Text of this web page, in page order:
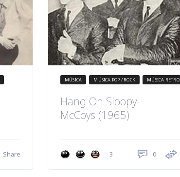
Share
MÚSICA MÚSICA POP / ROCK MÚSICA RETRO
Hang On Sloopy
McCoys (1965)
3 0